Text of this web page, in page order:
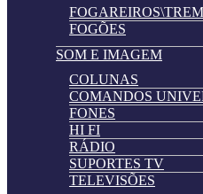
FOGÕES
SOM E IMAGEM
COLUNAS
COMANDOS
FONES
HI FI
RÁDIO
SUPORTES TV
TELEVISÕES